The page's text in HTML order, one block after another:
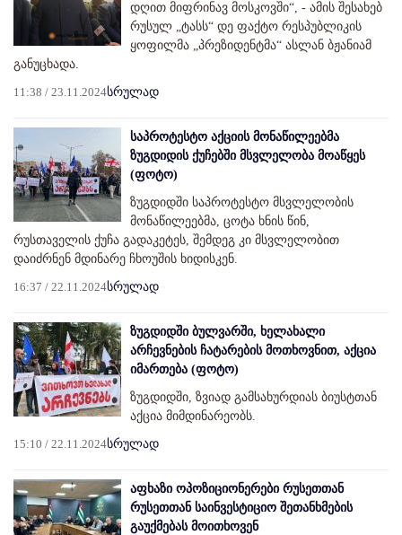
დღით მიფრინავ მოსკოვში“, - ამის შესახებ
რუსულ „ტასს“ დე ფაქტო რესპუბლიკის
ყოფილმა „პრეზიდენტმა“ ასლან ბჟანიამ
განუცხადა.
11:38 / 23.11.2024სრულად
საპროტესტო აქციის მონაწილეებმა
ზუგდიდის ქუჩებში მსვლელობა მოაწყეს
(ფოტო)
ზუგდიდში საპროტესტო მსვლელობის
მონაწილეებმა, ცოტა ხნის წინ,
რუსთაველის ქუჩა გადაკეტეს, შემდეგ კი მსვლელობით
დაიძრნენ მდინარე ჩხოუშის ხიდისკენ.
16:37 / 22.11.2024სრულად
ზუგდიდში ბულვარში, ხელახალი
არჩევნების ჩატარების მოთხოვნით, აქცია
იმართება (ფოტო)
ზუგდიდში, ზვიად გამსახურდიას ბიუსტთან
აქცია მიმდინარეობს.
15:10 / 22.11.2024სრულად
აფხაზი ოპოზიციონერები რუსეთთან
რუსეთთან საინვესტიციო შეთანხმების
გაუქმებას მოითხოვენ